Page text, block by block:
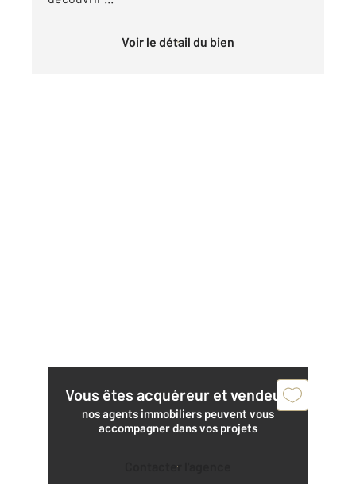
Voir le détail du bien
Vous êtes acquéreur et vendeur,
nos agents immobiliers peuvent vous
accompagner dans vos projets
Contacter l'agence